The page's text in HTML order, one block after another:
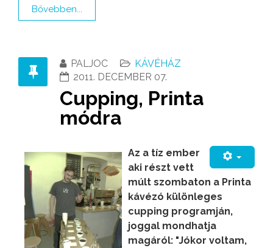
Bővebben...
PALJOC
KÁVÉHÁZ
2011. DECEMBER 07.
Cupping, Printa
módra
Az a tíz ember
aki részt vett
múlt szombaton a Printa
kávézó különleges
cupping programján,
joggal mondhatja
magáról: "Jókor voltam,